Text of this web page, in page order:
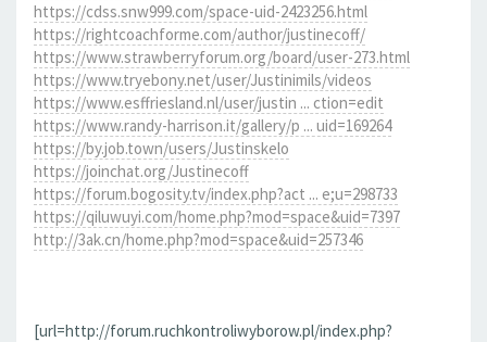
https://cdss.snw999.com/space-uid-2423256.html
https://rightcoachforme.com/author/justinecoff/
https://www.strawberryforum.org/board/user-273.html
https://www.tryebony.net/user/Justinimils/videos
https://www.esffriesland.nl/user/justin ... ction=edit
https://www.randy-harrison.it/gallery/p ... uid=169264
https://by.job.town/users/Justinskelo
https://joinchat.org/Justinecoff
https://forum.bogosity.tv/index.php?act ... e;u=298733
https://qiluwuyi.com/home.php?mod=space&uid=7397
http://3ak.cn/home.php?mod=space&uid=257346
[url=http://forum.ruchkontroliwyborow.pl/index.php?